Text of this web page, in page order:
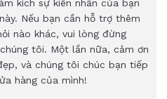
kích sự kiên nhẫn của bạn
Nếu bạn cần hỗ trợ thêm
nào khác, vui lòng đừng
tôi. Một lần nữa, cảm ơn
và chúng tôi chúc bạn tiếp
hàng của mình!